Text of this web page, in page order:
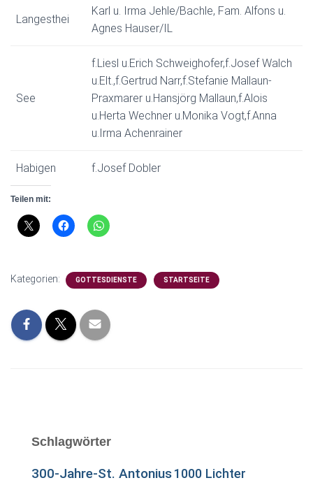
Langesthei
Karl u. Irma Jehle/Bachle, Fam. Alfons u.
Agnes Hauser/IL
See
f.Liesl u.Erich Schweighofer,f.Josef Walch
u.Elt.,f.Gertrud Narr,f.Stefanie Mallaun-
Praxmarer u.Hansjörg Mallaun,f.Alois
u.Herta Wechner u.Monika Vogt,f.Anna
u.Irma Achenrainer
Habigen f.Josef Dobler
Teilen mit:
Kategorien: GOTTESDIENSTE STARTSEITE
Schlagwörter
300-Jahre-St. Antonius1000 Lichter